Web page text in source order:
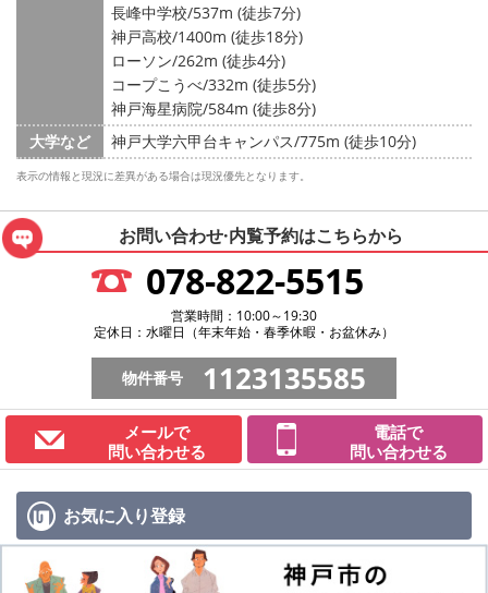
長峰中学校/537m (徒歩7分)
神戸高校/1400m (徒歩18分)
ローソン/262m (徒歩4分)
コープこうべ/332m (徒歩5分)
神戸海星病院/584m (徒歩8分)
大学など
神戸大学六甲台キャンパス/775m (徒歩10分)
表示の情報と現況に差異がある場合は現況優先となります。
お問い合わせ·内覧予約はこちらから
078-822-5515
営業時間：10:00～19:30
定休日：水曜日（年末年始・春季休暇・お盆休み）
物件番号 1123135585
メールで
問い合わせる
電話で
問い合わせる
お気に入り登録